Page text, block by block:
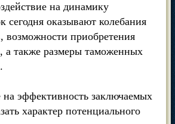
на динамику
сегодня оказывают колебания
возможности приобретения
а также размеры таможенных
эффективность заключаемых
характер потенциального